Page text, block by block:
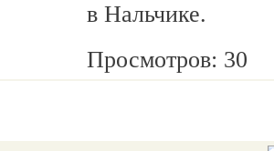
в Нальчике.
Просмотров: 30